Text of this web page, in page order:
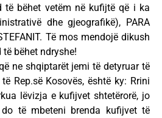
të bëhet vetëm në kufijtë që i ka
dhe gjeografikë), PARA
Të mos mendojë dikush
bëhet ndryshe!
ne shqiptarët jemi të detyruar të
Rep.së Kosovës, është ky: Rrini
lëvizja e kufijvet shtetërorë, jo
të mbeteni brenda kufijvet të